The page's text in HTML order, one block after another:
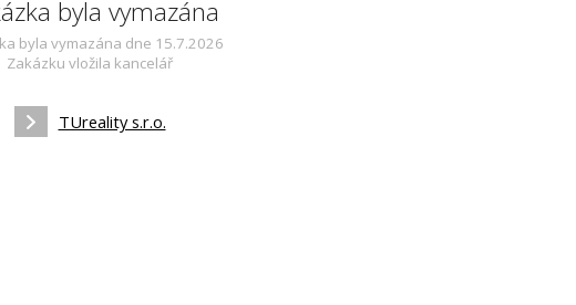
byla vymazána
byla vymazána dne 15.7.2026
Zakázku vložila kancelář
TUreality s.r.o.